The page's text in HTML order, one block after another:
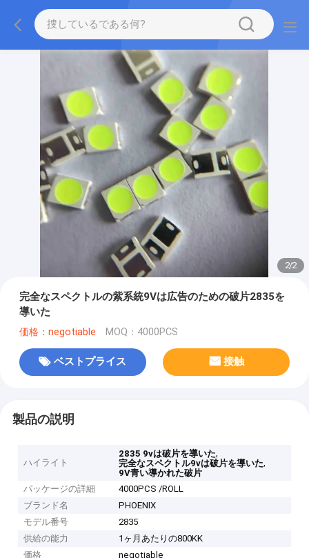
2/2
完全なスペクトルの紫系統9Vは広告のための破片2835を
導いた
価格：negotiable MOQ：4000PCS
ベストプライス 接触
製品の説明
ハイライト
2835 9vは破片を導いた,
完全なスペクトル9vは破片を導いた,
9V青い導かれた破片
パッケージの詳細
4000PCS /ROLL
ブランド名
PHOENIX
モデル番号
2835
供給の能力
1ヶ月あたりの800KK
価格
negotiable